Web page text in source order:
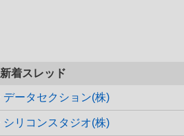
新着スレッド
データセクション(株)
シリコンスタジオ(株)